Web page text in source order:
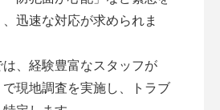
迅速な対応が求められま
、経験豊富なスタッフが
で現地調査を実施し、トラブ